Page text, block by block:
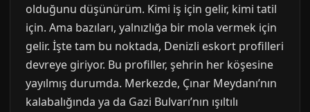
olduğunu düşünürüm. Kimi iş için gelir, kimi tatil
için. Ama bazıları, yalnızlığa bir mola vermek için
gelir. İşte tam bu noktada, Denizli eskort profilleri
devreye giriyor. Bu profiller, şehrin her köşesine
yayılmış durumda. Merkezde, Çınar Meydanı’nın
kalabalığında ya da Gazi Bulvarı’nın ışıltılı